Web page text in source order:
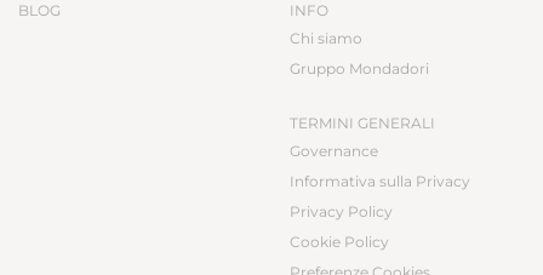
BLOG
INFO
Chi siamo
Gruppo Mondadori
TERMINI GENERALI
Governance
Informativa sulla Privacy
Privacy Policy
Cookie Policy